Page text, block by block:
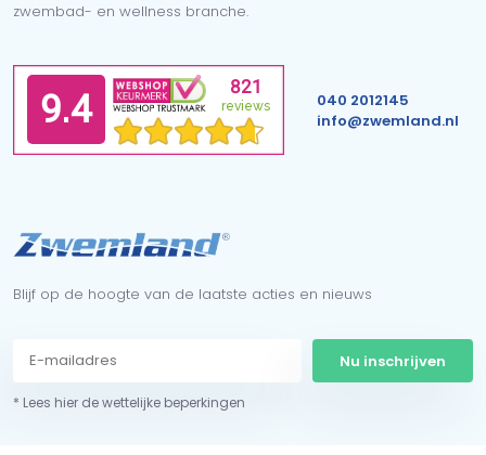
zwembad- en wellness branche.
040 2012145
info@zwemland.nl
Blijf op de hoogte van de laatste acties en nieuws
Nu inschrijven
* Lees hier de wettelijke beperkingen